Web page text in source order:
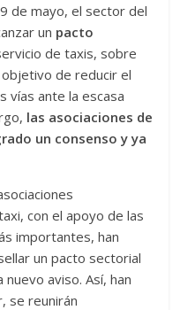
de mayo, el sector del
un pacto
de taxis, sobre
de reducir el
vías ante la escasa
las asociaciones de
un consenso y ya
con el apoyo de las
importantes, han
un pacto sectorial
aviso. Así, han
se reunirán